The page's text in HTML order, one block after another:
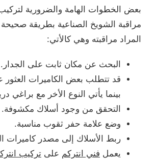
بعض الخطوات الهامة والضرورية
مراقبة الشويخ الصناعية بطريقة
المراد مراقبته وهي كالأتي:
البحث عن مكان ثابت على الجدار.
قد تتطلب بعض الكاميرات العثور
بينما يأتي النوع الأخر مع براغي
التحقق من وجود أسلاك مكشوفة.
وضع علامة حفر ثقوب مناسبة.
ربط الأسلاك إلى مصدر كاميرات
يعمل فني انتركم على تركيب